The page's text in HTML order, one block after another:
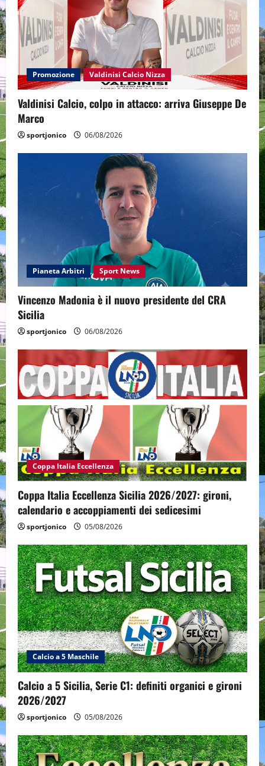
Promozione Valdinisi Calcio Nizza
Valdinisi Calcio, colpo in attacco: arriva Giuseppe De
Marco
sportjonico 06/08/2026
Pianeta Arbitri Sport News
Vincenzo Madonia è il nuovo presidente del CRA
Sicilia
sportjonico 06/08/2026
Coppa Italia Eccellenza
Coppa Italia Eccellenza Sicilia 2026/2027: gironi,
calendario e accoppiamenti dei sedicesimi
sportjonico 05/08/2026
Calcio a 5 Maschile
Calcio a 5 Sicilia, Serie C1: definiti organici e gironi
2026/2027
sportjonico 05/08/2026